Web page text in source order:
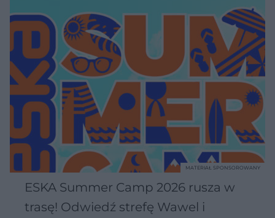
ESKA Summer Camp 2026 rusza w
trasę! Odwiedź strefę Wawel i
MATERIAŁ SPONSOROWANY